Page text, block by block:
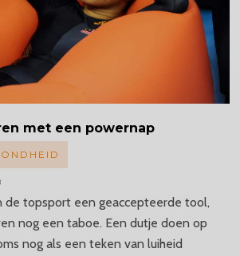
met een powernap
de topsport een geaccepteerde tool,
nog een taboe. Een dutje doen op
nog als een teken van luiheid